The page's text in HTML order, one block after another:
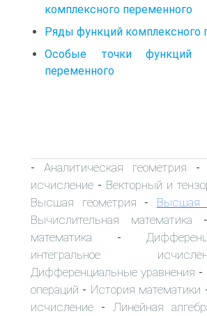
комплексного переменного
Ряды функций комплексного
Особые точки функций
переменного
- Аналитическая геометрия -
исчисление - Векторный и
Высшая геометрия - Высшая
Вычислительная математика
математика -
интегральное
Дифференциальные уравнения -
операций - История математики
исчисление - Линейная